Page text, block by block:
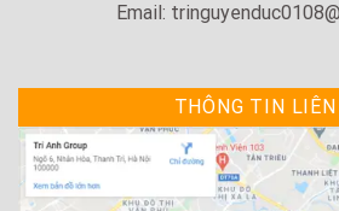
Email:
THÔNG TIN LIÊN